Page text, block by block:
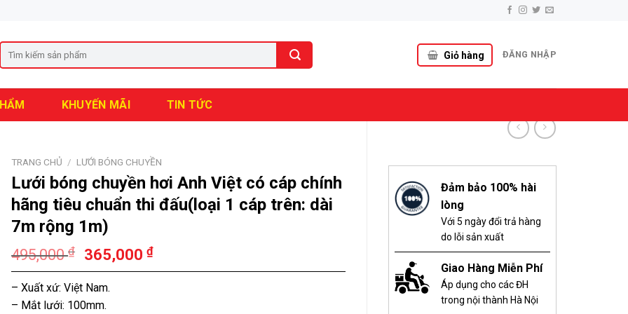
Giỏ hàng ĐĂNG NHẬP
KHUYẾN MÃI TIN TỨC
Đảm bảo 100% hài
lòng
Với 5 ngày đổi trả hàng
do lỗi sản xuất
Giao Hàng Miễn Phí
Áp dụng cho các ĐH
trong nội thành Hà Nội
TRANG CHỦ / LƯỚI BÓNG CHUYỀN
Lưới bóng chuyền hơi Anh Việt có cáp chính
hãng tiêu chuẩn thi đấu(loại 1 cáp trên: dài
7m rộng 1m)
495,000₫ 365,000 ₫
– Xuất xứ: Việt Nam.
– Mắt lưới: 100mm.